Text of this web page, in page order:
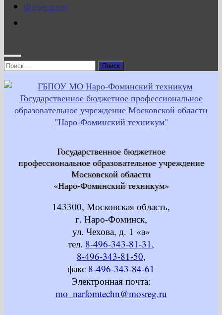
Найти:
Государственное бюджетное
профессиональное образовательное учреждение
Московской области
«Наро-Фоминский техникум»
143300, Московская область,
г. Наро-Фоминск,
ул. Чехова, д. 1 «а»
тел. 8-496-343-81-31,
8-496-343-81-50,
факс 8-496-343-84-61
Электронная почта:
mo_narfomtechn@mosreg.ru